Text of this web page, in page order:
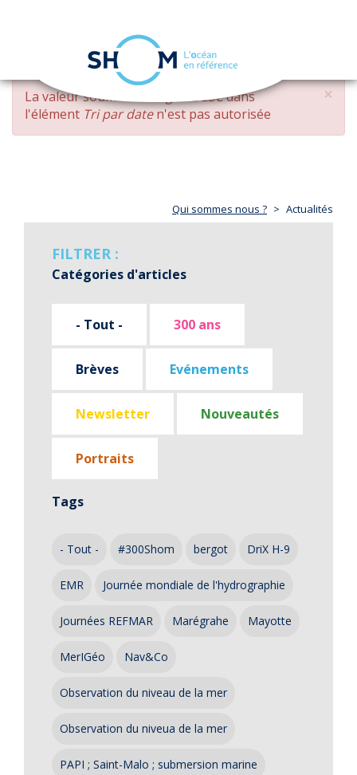
Aller
contenu
principal
navigation
×
MESSAGE
D'ERREUR
La valeur soumise changed DESCdans
l'élément Tri par daten'est pas autorisée
Qui sommes nous ? Actualités
FILTRER :
Catégories d'articles
- Tout - 300 ans
Brèves Evénements
Newsletter Nouveautés
Portraits
Tags
- Tout - #300Shom bergot DriX H-9
EMR Journée mondiale de l'hydrographie
Journées REFMAR Marégrahe Mayotte
MerIGéo Nav&Co
Observation du niveau de la mer
Observation du niveua de la mer
PAPI ; Saint-Malo ; submersion marine